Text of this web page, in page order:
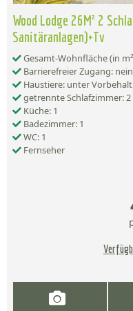
Wood Lodge 26M² 2
Sanitäranlagen)+Tv
Gesamt-Wohnfläche (in
Barrierefreier Zugang: nein
Haustiere: unter
getrennte Schlafzimmer: 2
Küche: 1
Badezimmer: 1
WC: 1
Fernseher